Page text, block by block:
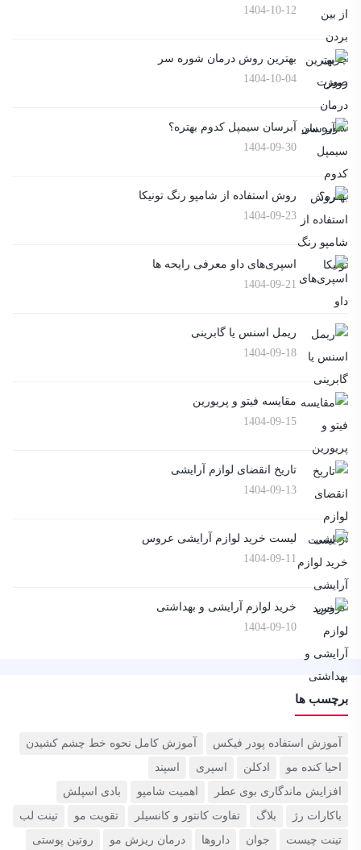
1404-10-12
بهترین روش درمان شوره سر
1404-10-04
آبرسان سیمپل کدوم بهتره؟
1404-09-30
روش استفاده از شامپو رنگ تونیکا
1404-09-23
اسپری‌های داو معرفی رایحه ها
1404-09-21
ریمل اسنس یا گابرینی
1404-09-18
مقایسه فیتو و پریورین
1404-09-15
تاریخ انقضای لوازم آرایشی
1404-09-13
لیست خرید لوازم آرایشی عروس
1404-09-11
خرید لوازم آرایشی و بهداشتی
1404-09-10
برچسب ها
آموزش استفاده پودر فیکس
آموزش کامل نحوه خط چشم کشیدن
احیا کنده مو
ادکلن اسپری
اسپند
افزایش ماندگاری بوی عطر
اهمیت شامپو
بادی اسپلش
باکارات رژ
بلاگ تفاوت کانتور و کانسیلر تقویت مو
تینت لب
تینت چیست
جوان‌ داروها درمان ریزش مو
روتین پوستی